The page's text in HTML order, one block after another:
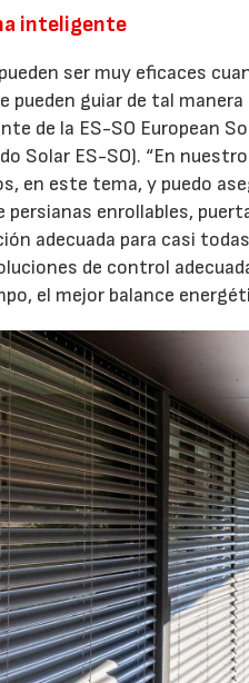
inteligente
ser muy eficaces
pueden guiar de tal
de la ES-SO European
Solar ES-SO). “En
en este tema, y puedo
persianas enrollables,
adecuada para casi
de control
el mejor balance